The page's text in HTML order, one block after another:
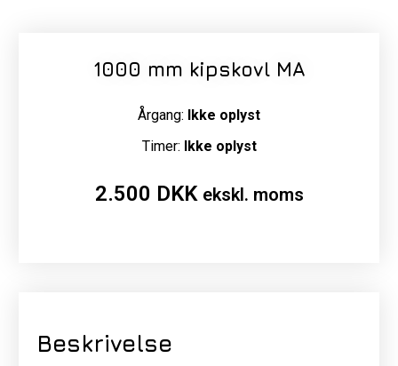
1000 mm kipskovl MA
Årgang: Ikke oplyst
Timer: Ikke oplyst
2.500 DKK ekskl. moms
Beskrivelse